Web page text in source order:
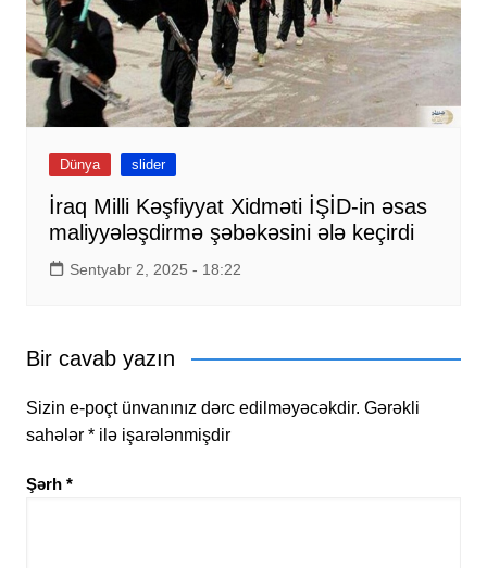
Dünya slider
İraq Milli Kəşfiyyat Xidməti İŞİD-in əsas
maliyyələşdirmə şəbəkəsini ələ keçirdi
Sentyabr 2, 2025 - 18:22
Bir cavab yazın
Sizin e-poçt ünvanınız dərc edilməyəcəkdir. Gərəkli
sahələr *ilə işarələnmişdir
Şərh *